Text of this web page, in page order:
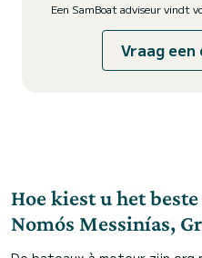
Een SamBoat adviseur vindt
Vraag
Hoe kiest u het
Nomós Messinías,